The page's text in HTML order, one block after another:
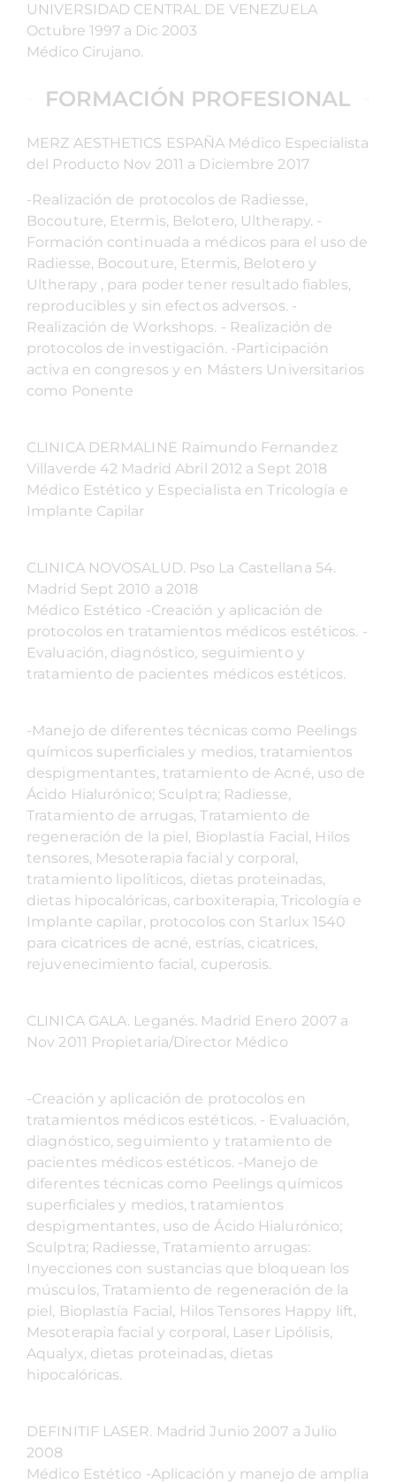
UNIVERSIDAD CENTRAL DE VENEZUELA
Octubre 1997 a Dic 2003
Médico Cirujano.
FORMACIÓN PROFESIONAL
MERZ AESTHETICS ESPAÑA Médico Especialista
del Producto Nov 2011 a Diciembre 2017
-Realización de protocolos de Radiesse,
Bocouture, Etermis, Belotero, Ultherapy. -
Formación continuada a médicos para el uso de
Radiesse, Bocouture, Etermis, Belotero y
Ultherapy , para poder tener resultado fiables,
reproducibles y sin efectos adversos. -
Realización de Workshops. - Realización de
protocolos de investigación. -Participación
activa en congresos y en Másters Universitarios
como Ponente
CLINICA DERMALINE Raimundo Fernandez
Villaverde 42 Madrid Abril 2012 a Sept 2018
Médico Estético y Especialista en Tricología e
Implante Capilar
CLINICA NOVOSALUD. Pso La Castellana 54.
Madrid Sept 2010 a 2018
Médico Estético -Creación y aplicación de
protocolos en tratamientos médicos estéticos. -
Evaluación, diagnóstico, seguimiento y
tratamiento de pacientes médicos estéticos.
-Manejo de diferentes técnicas como Peelings
químicos superficiales y medios, tratamientos
despigmentantes, tratamiento de Acné, uso de
Ácido Hialurónico; Sculptra; Radiesse,
Tratamiento de arrugas, Tratamiento de
regeneración de la piel, Bioplastía Facial, Hilos
tensores, Mesoterapia facial y corporal,
tratamiento lipolíticos, dietas proteinadas,
dietas hipocalóricas, carboxiterapia, Tricología e
Implante capilar, protocolos con Starlux 1540
para cicatrices de acné, estrías, cicatrices,
rejuvenecimiento facial, cuperosis.
CLINICA GALA. Leganés. Madrid Enero 2007 a
Nov 2011 Propietaria/Director Médico
-Creación y aplicación de protocolos en
tratamientos médicos estéticos. - Evaluación,
diagnóstico, seguimiento y tratamiento de
pacientes médicos estéticos. -Manejo de
diferentes técnicas como Peelings químicos
superficiales y medios, tratamientos
despigmentantes, uso de Ácido Hialurónico;
Sculptra; Radiesse, Tratamiento arrugas:
Inyecciones con sustancias que bloquean los
músculos, Tratamiento de regeneración de la
piel, Bioplastía Facial, Hilos Tensores Happy lift,
Mesoterapia facial y corporal, Laser Lipólisis,
Aqualyx, dietas proteinadas, dietas
hipocalóricas.
DEFINITIF LASER. Madrid Junio 2007 a Julio
2008
Médico Estético -Aplicación y manejo de amplia